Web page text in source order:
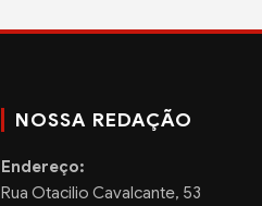
NOSSA REDAÇÃO
Endereço:
Rua Otacilio Cavalcante, 53